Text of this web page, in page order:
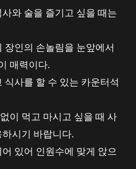
와 술을 즐기고 싶을 때는
장인의 손놀림을 눈앞에서
매력이다.
식사를 할 수 있는 카운터석
이 먹고 마시고 싶을 때 사
시기 바랍니다.
있어 인원수에 맞게 앉으